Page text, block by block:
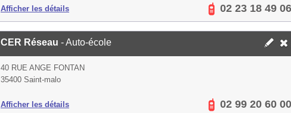
Afficher les détails 02 23 18 49 06
CER Réseau - Auto-école
40 RUE ANGE FONTAN
35400 Saint-malo
Afficher les détails 02 99 20 60 00